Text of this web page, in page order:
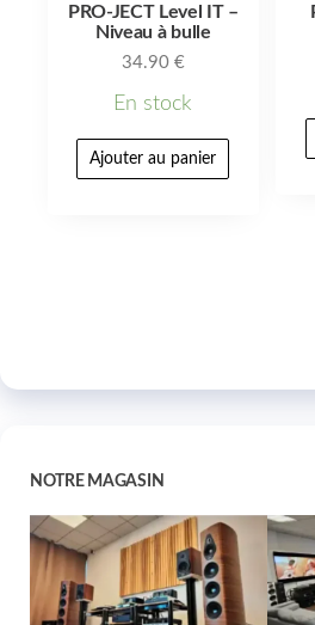
PRO-JECT Level IT –
Niveau à bulle
34.90 €
En stock
Ajouter au panier
NOTRE MAGASIN